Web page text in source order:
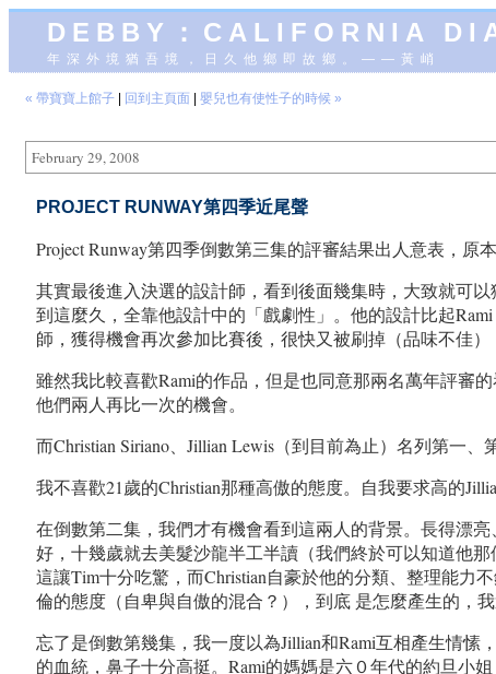
DEBBY：CALIFORNIA
年深外境猶吾境，日久他鄉即故鄉。——黃峭
« 帶寶寶上館子 回到主頁面 嬰兒也有使性子的時候 »
February 29, 2008
PROJECT RUNWAY第四季近尾聲
Project Runway第四季倒數第三集的評審結果出人意表，原
其實最後進入決選的設計師，看到後面幾集時，大致就可
到這麼久，全靠他設計中的「戲劇性」。他的設計比起
師，獲得機會再次參加比賽後，很快又被刷掉（品味不佳）
雖然我比較喜歡Rami的作品，但是也同意那兩名萬年評審
他們兩人再比一次的機會。
而Christian Siriano、Jillian Lewis（到目前為止）名列第一、
我不喜歡21歲的Christian那種高傲的態度。自我要求高的
在倒數第二集，我們才有機會看到這兩人的背景。長得漂
好，十幾歲就去美髮沙龍半工半讀（我們終於可以知道他
這讓Tim十分吃驚，而Christian自豪於他的分類、整理能力
倫的態度（自卑與自傲的混合？），到底 是怎麼產生的，我
忘了是倒數第幾集，我一度以為Jillian和Rami互相產生情
的血統，鼻子十分高挺。Rami的媽媽是六０年代的約旦小